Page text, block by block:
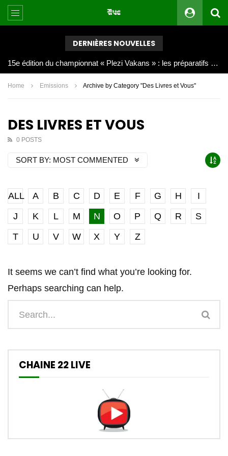
DERNIÈRES NOUVELLES
Joy Clerf Derisier, sur les traces de son père : évangéliser par la musique
Home Emissions Archive by Category "Des Livres et Vous"
DES LIVRES ET VOUS
0 POSTS
SORT BY: MOST COMMENTED
ALL A B C D E F G H
I
J
K L M N O P Q R
S
T
U V W X Y Z
It seems we can’t find what you’re looking for.
Perhaps searching can help.
CHAINE 22 LIVE